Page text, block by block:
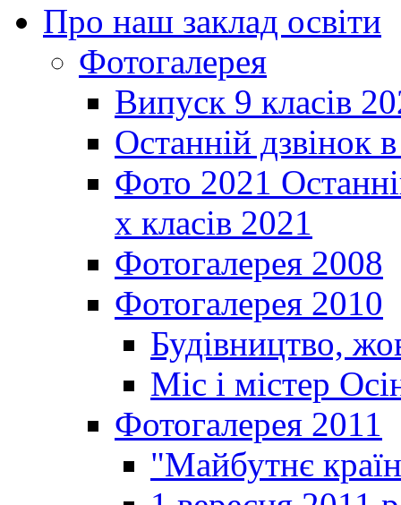
Про наш заклад освіти
Фотогалерея
Випуск 9 класів
Останній дзвінок
Фото 2021
х класів 2021
Фотогалерея 2008
Фотогалерея 2010
Будівництво,
Міс і містер
Фотогалерея 2011
"Майбутнє